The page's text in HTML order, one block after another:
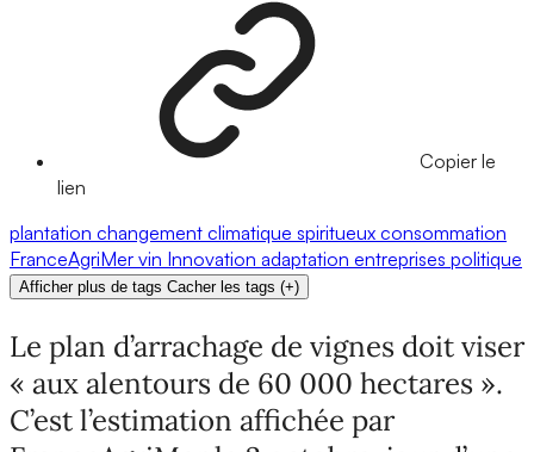
Copier le
lien
plantation changement climatique spiritueux consommation
FranceAgriMer vin Innovation adaptation entreprises politique
Afficher plus de tags Cacher les tags (+)
Le plan d’arrachage de vignes doit viser
« aux alentours de 60 000 hectares ».
C’est l’estimation affichée par